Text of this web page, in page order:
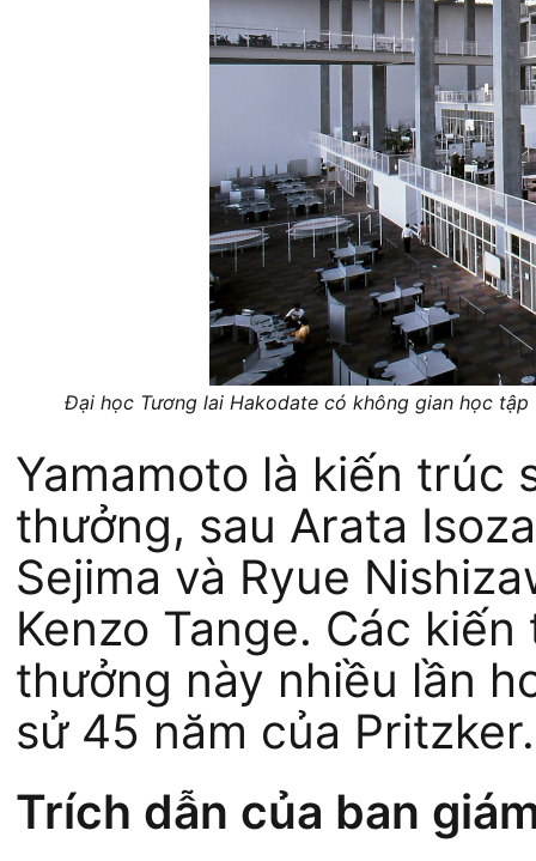
Đại học Tương lai Hakodate có không gian học
Yamamoto là kiến trúc
thưởng, sau Arata
Sejima và Ryue
Kenzo Tange. Các
thưởng này nhiều lần
sử 45 năm của Pritzker.
Trích dẫn của ban